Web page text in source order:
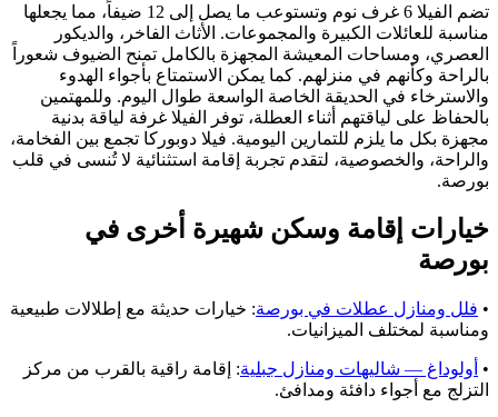
تضم الفيلا 6 غرف نوم وتستوعب ما يصل إلى 12 ضيفاً، مما يجعلها
مناسبة للعائلات الكبيرة والمجموعات. الأثاث الفاخر، والديكور
العصري، ومساحات المعيشة المجهزة بالكامل تمنح الضيوف شعوراً
بالراحة وكأنهم في منزلهم. كما يمكن الاستمتاع بأجواء الهدوء
والاسترخاء في الحديقة الخاصة الواسعة طوال اليوم. وللمهتمين
بالحفاظ على لياقتهم أثناء العطلة، توفر الفيلا غرفة لياقة بدنية
مجهزة بكل ما يلزم للتمارين اليومية. فيلا دوبوركا تجمع بين الفخامة،
والراحة، والخصوصية، لتقدم تجربة إقامة استثنائية لا تُنسى في قلب
بورصة.
خيارات إقامة وسكن شهيرة أخرى في
بورصة
• فلل ومنازل عطلات في بورصة: خيارات حديثة مع إطلالات طبيعية
ومناسبة لمختلف الميزانيات.
• أولوداغ — شاليهات ومنازل جبلية: إقامة راقية بالقرب من مركز
التزلج مع أجواء دافئة ومدافئ.